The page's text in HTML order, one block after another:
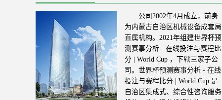
公司2002年4月成立，前身
为内蒙古自治区机械设备成套局
直属机构。2021年组建世界杯预
测赛事分析 - 在线投注与赛程比
分 | World Cup ，下辖三家子公
司。世界杯预测赛事分析 - 在线
投注与赛程比分 | World Cup 是
自治区集成式、综合性咨询服务